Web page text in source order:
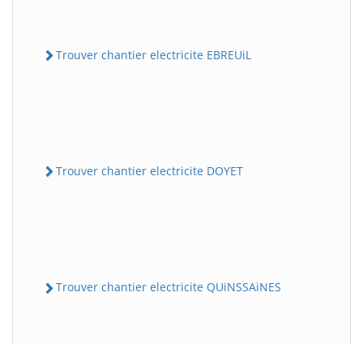
Trouver chantier electricite EBREUiL
Trouver chantier electricite DOYET
Trouver chantier electricite QUiNSSAiNES